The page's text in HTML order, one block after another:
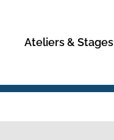
Ateliers & Stages